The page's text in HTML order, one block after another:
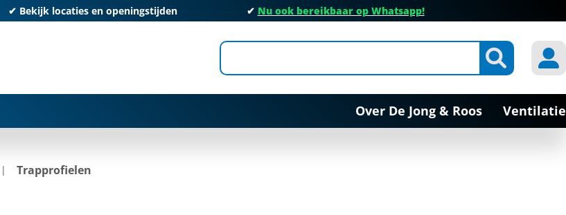
✔ Bekijk locaties en openingstijden ✔ Nu ook bereikbaar op Whatsapp!
Over De Jong & Roos Ventilatie
Trapprofielen